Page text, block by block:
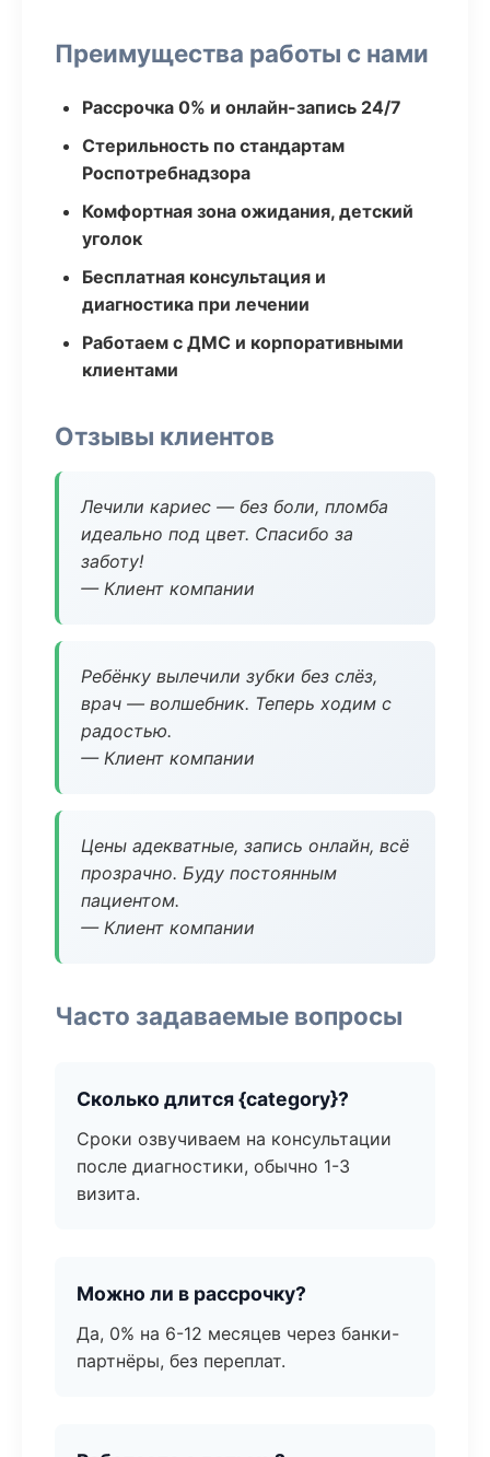
Преимущества работы с нами
Рассрочка 0% и онлайн-запись 24/7
Стерильность по стандартам
Роспотребнадзора
Комфортная зона ожидания, детский
уголок
Бесплатная консультация и
диагностика при лечении
Работаем с ДМС и корпоративными
клиентами
Отзывы клиентов
Лечили кариес — без боли, пломба
идеально под цвет. Спасибо за
заботу!
— Клиент компании
Ребёнку вылечили зубки без слёз,
врач — волшебник. Теперь ходим с
радостью.
— Клиент компании
Цены адекватные, запись онлайн, всё
прозрачно. Буду постоянным
пациентом.
— Клиент компании
Часто задаваемые вопросы
Сколько длится {category}?
Сроки озвучиваем на консультации
после диагностики, обычно 1-3
визита.
Можно ли в рассрочку?
Да, 0% на 6-12 месяцев через банки-
партнёры, без переплат.